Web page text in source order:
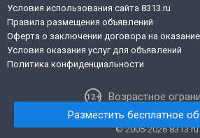
Условия использования сайта 8313.ru
Правила размещения объявлений
Оферта о заключении договора на
Условия оказания услуг для объявлений
Политика конфиденциальности
Возрастное
© 2005-2026 8313.ru
Разместить бесплатное